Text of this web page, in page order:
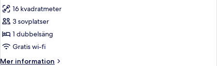
foton
för
Standard
Double
Room
16 kvadratmeter
3 sovplatser
1 dubbelsäng
Gratis wi-fi
Mer information
Mer